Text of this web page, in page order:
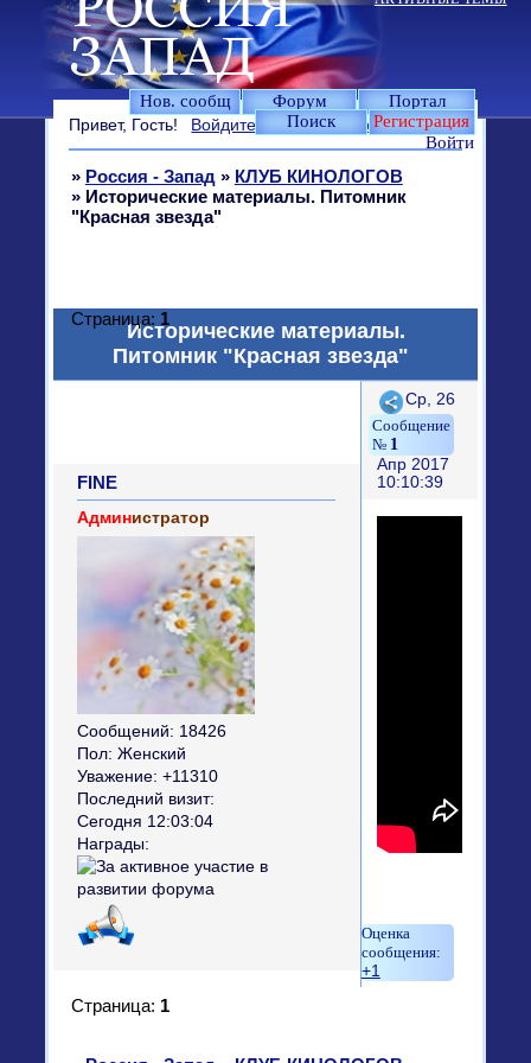
Нов. сообщ Форум
Портал
Поиск
Регистрация
Войти
Привет, Гость! Войдите илизарегистрируйтесь.
» Россия - Запад » КЛУБ КИНОЛОГОВ
» Исторические материалы. Питомник
"Красная звезда"
Исторические материалы.
Питомник "Красная звезда"
Страница: 1
Поделиться
1
Ср, 26
Апр 2017
10:10:39
FINE
Администратор
Сообщений: 18426
Пол: Женский
Уважение: +11310
Последний визит:
Сегодня 12:03:04
Награды:
+1
Страница: 1